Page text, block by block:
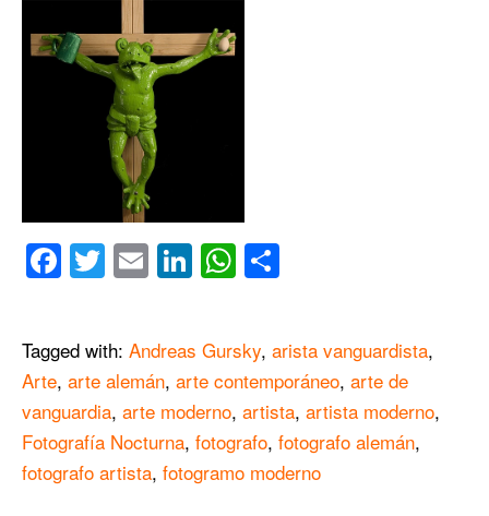
Facebook
Twitter
EmailLinkedIn
WhatsApp
Tagged with: Andreas Gursky, arista vanguardista,
Arte, arte alemán, arte contemporáneo, arte de
vanguardia, arte moderno, artista, artista moderno,
Fotografía Nocturna, fotografo, fotografo alemán,
fotografo artista, fotogramo moderno